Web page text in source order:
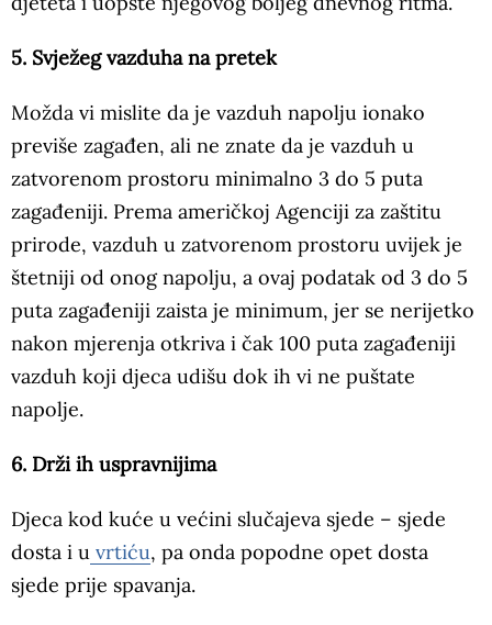
5. Svježeg vazduha na pretek
Možda vi mislite da je vazduh napolju ionako
previše zagađen, ali ne znate da je vazduh u
zatvorenom prostoru minimalno 3 do 5 puta
zagađeniji. Prema američkoj Agenciji za zaštitu
prirode, vazduh u zatvorenom prostoru uvijek je
štetniji od onog napolju, a ovaj podatak od 3 do 5
puta zagađeniji zaista je minimum, jer se nerijetko
nakon mjerenja otkriva i čak 100 puta zagađeniji
vazduh koji djeca udišu dok ih vi ne puštate
napolje.
6. Drži ih uspravnijima
Djeca kod kuće u većini slučajeva sjede – sjede
dosta i u vrtiću, pa onda popodne opet dosta
sjede prije spavanja.